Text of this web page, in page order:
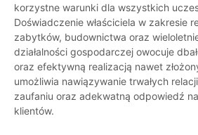
korzystne warunki dla wszystkich
Doświadczenie właściciela w zakresie
zabytków, budownictwa oraz
działalności gospodarczej owocuje
oraz efektywną realizacją nawet
umożliwia nawiązywanie trwałych
zaufaniu oraz adekwatną odpowiedź
klientów.